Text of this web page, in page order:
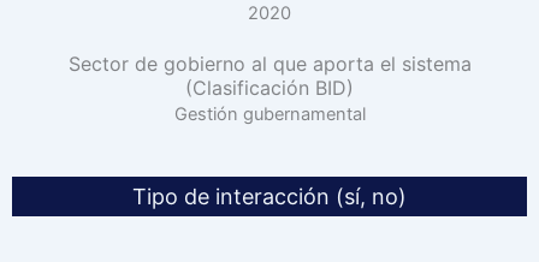
2020
Sector de gobierno al que aporta el sistema
(Clasificación BID)
Gestión gubernamental
Tipo de interacción (sí, no)